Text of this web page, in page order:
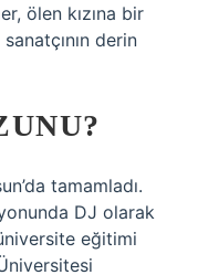
ölen kızına bir
derin
tamamladı.
DJ olarak
eğitimi